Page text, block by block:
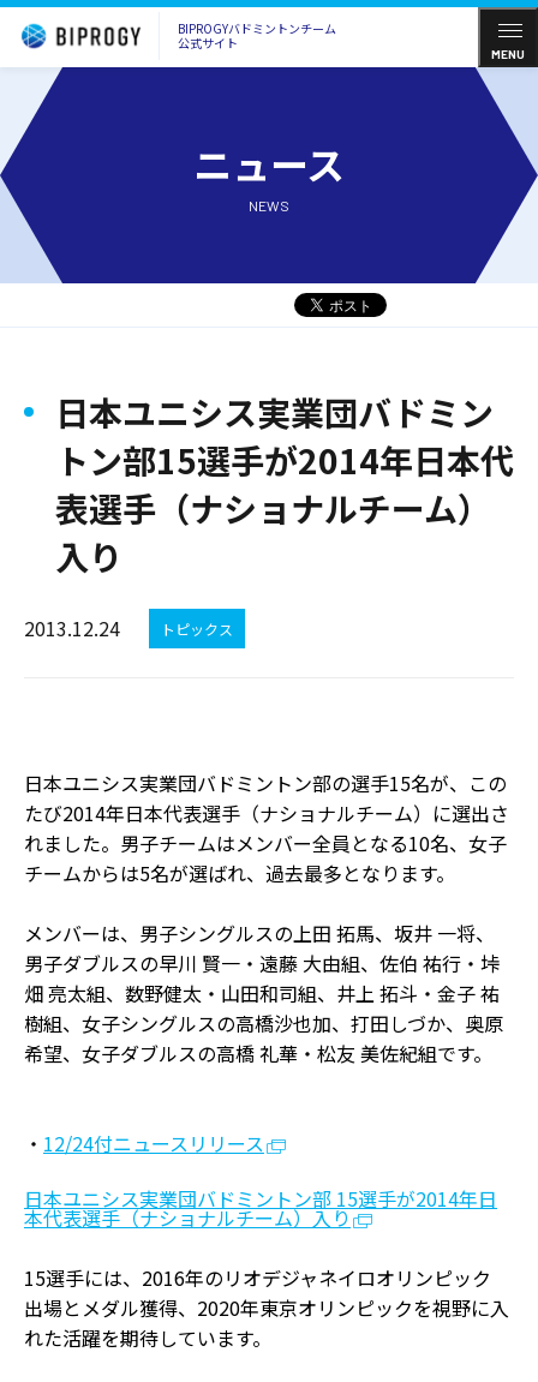
BIPROGYバドミントンチーム
公式サイト
MENU
ニュース
NEWS
日本ユニシス実業団バドミン
トン部15選手が2014年日本代
表選手（ナショナルチーム）
入り
2013.12.24 トピックス
日本ユニシス実業団バドミントン部の選手15名が、この
たび2014年日本代表選手（ナショナルチーム）に選出さ
れました。男子チームはメンバー全員となる10名、女子
チームからは5名が選ばれ、過去最多となります。
メンバーは、男子シングルスの上田 拓馬、坂井 一将、
男子ダブルスの早川 賢一・遠藤 大由組、佐伯 祐行・垰
畑 亮太組、数野健太・山田和司組、井上 拓斗・金子 祐
樹組、女子シングルスの高橋沙也加、打田しづか、奥原
希望、女子ダブルスの高橋 礼華・松友 美佐紀組です。
・ 12/24付ニュースリリース
日本ユニシス実業団バドミントン部 15選手が2014年日
本代表選手（ナショナルチーム）入り
15選手には、2016年のリオデジャネイロオリンピック
出場とメダル獲得、2020年東京オリンピックを視野に入
れた活躍を期待しています。